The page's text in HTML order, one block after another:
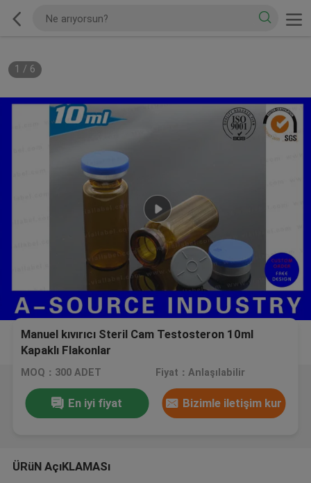
1 / 6
Manuel kıvırıcı Steril Cam Testosteron 10ml
Kapaklı Flakonlar
MOQ：300 ADET Fiyat：Anlaşılabilir
En iyi fiyat Bizimle iletişim kur
ÜRüN AçıKLAMASı